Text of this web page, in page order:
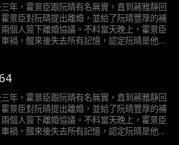
年，霍景臣跟阮晴有名無實，直到蔣雅靜回
景臣對阮晴提出離婚，並給了阮晴豐厚的補
個人簽下離婚協議。不料當天晚上，霍景臣
禍，醒來後失去所有記憶，認定阮晴是他心
送進了監獄後，徹底說清楚了誤會。
年，霍景臣跟阮晴有名無實，直到蔣雅靜回
景臣對阮晴提出離婚，並給了阮晴豐厚的補
個人簽下離婚協議。不料當天晚上，霍景臣
禍，醒來後失去所有記憶，認定阮晴是他心